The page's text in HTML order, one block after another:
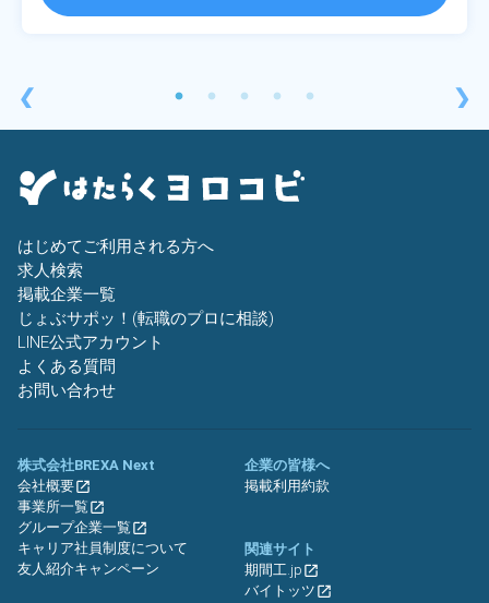
❮ ❯
はじめてご利用される方へ
求人検索
掲載企業一覧
じょぶサポッ！(転職のプロに相談)
LINE公式アカウント
よくある質問
お問い合わせ
株式会社BREXA Next
会社概要
事業所一覧
グループ企業一覧
キャリア社員制度について
友人紹介キャンペーン
企業の皆様へ
掲載利用約款
関連サイト
期間工.jp
バイトッツ